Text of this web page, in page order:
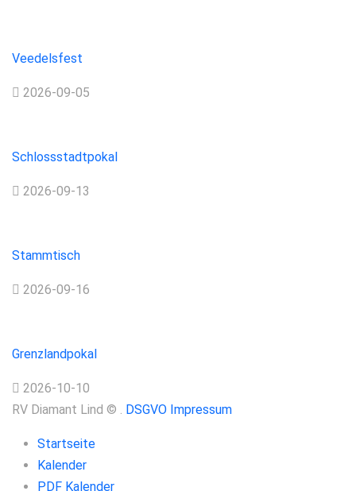
Veedelsfest
2026-09-05
Schlossstadtpokal
2026-09-13
Stammtisch
2026-09-16
Grenzlandpokal
2026-10-10
RV Diamant Lind © . DSGVO Impressum
Startseite
Kalender
PDF Kalender